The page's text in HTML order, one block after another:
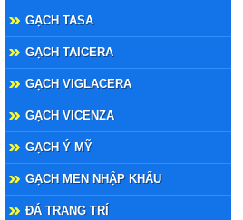
GẠCH TASA
GẠCH TAICERA
GẠCH VIGLACERA
GẠCH VICENZA
GẠCH Ý MỸ
GẠCH MEN NHẬP KHẨU
ĐÁ TRANG TRÍ